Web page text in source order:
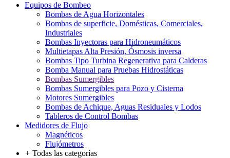
Equipos de Bombeo
Bombas de Agua Horizontales
Bombas de superficie, Domésticas, Comerciales,
Industriales
Bombas Inyectoras para Hidroneumáticos
Multietapas Alta Presión, Ósmosis inversa
Bombas Tipo Turbina Regenerativa para Calderas
Bomba Manual para Pruebas Hidrostáticas
Bombas Sumergibles
Bombas Sumergibles para Pozo y Cisterna
Motores Sumergibles
Bombas de Achique, Aguas Residuales y Lodos
Tableros de Control Bombas
Medidores de Flujo
Magnéticos
Flujómetros
+ Todas las categorías